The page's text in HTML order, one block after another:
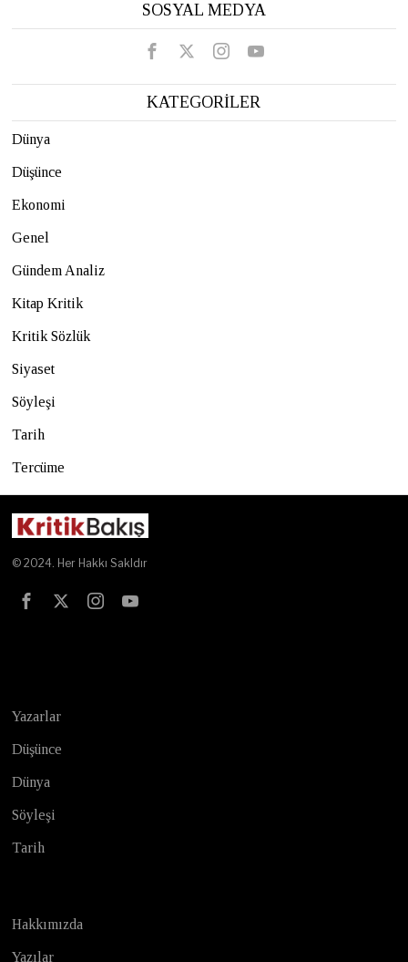
SOSYAL MEDYA
KATEGORİLER
Dünya
Düşünce
Ekonomi
Genel
Gündem Analiz
Kitap Kritik
Kritik Sözlük
Siyaset
Söyleşi
Tarih
Tercüme
© 2024. Her Hakkı Sakldır
Yazarlar
Düşünce
Dünya
Söyleşi
Tarih
Hakkımızda
Yazılar